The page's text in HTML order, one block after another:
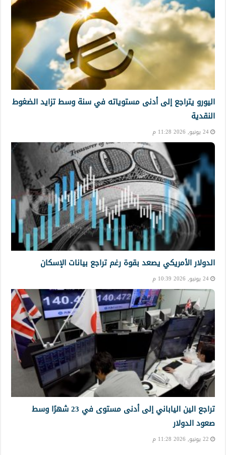
اليورو يتراجع إلى أدنى مستوياته في سنة وسط تزايد الضغوط
النقدية
24 يونيو, 2026 11:28 م
الدولار الأمريكي يصعد بقوة رغم تراجع بيانات الإسكان
24 يونيو, 2026 10:39 م
تراجع الين الياباني إلى أدنى مستوى في 23 شهرًا وسط
صعود الدولار
22 يونيو, 2026 11:28 م